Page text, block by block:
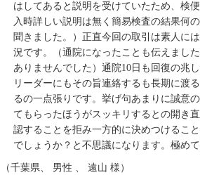
はしてあると説明を受けていたため、検
入時詳しい説明は無く簡易検査の結果何
聞きました。）正直今回の取引は素人に
況です。（通院になったことも伝えまし
ありませんでした）通院10日も回復の兆
リーダーにもその旨連絡するも長期に渡
るの一点張りです。挙げ句あまりに誠意
てもらったほうがスッキリするとの開き
認することを拒み一方的に決めつけるこ
でしょうか？と不思議になります。極めて
（千葉県、 男性 、 遠山 様）